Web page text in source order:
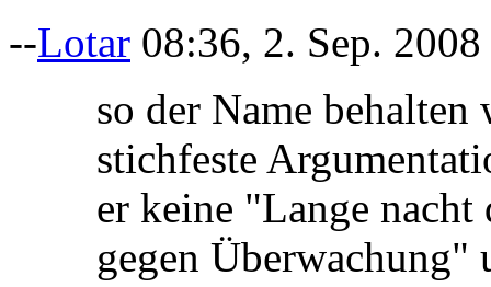
--Lotar 08:36, 2. Sep.
so der Name
stichfeste
er keine "Lange
gegen Überwachung"